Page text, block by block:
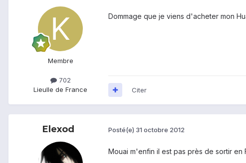
Membre
702
LieuIle de France
Dommage que je viens d'acheter mon
Citer
Elexod Posté(e) 31 octobre 2012
Mouai m'enfin il est pas près de sortir en